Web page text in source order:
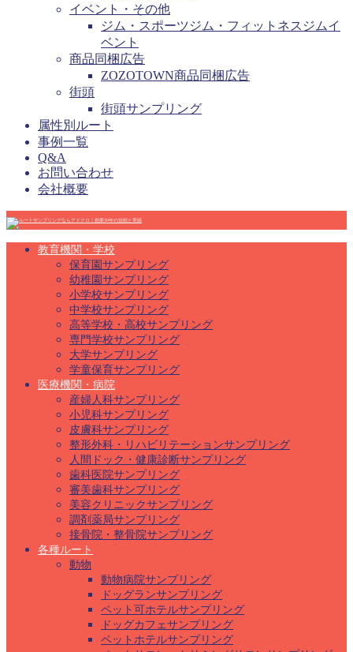
イベント・その他
ジム・スポーツジム・フィットネスジムイ
ベント
商品同梱広告
ZOZOTOWN商品同梱広告
街頭
街頭サンプリング
属性別ルート
事例一覧
Q&A
お問い合わせ
会社概要
教育機関・学校
保育園サンプリング
幼稚園サンプリング
小学校サンプリング
中学校サンプリング
高等学校・高校サンプリング
専門学校サンプリング
大学サンプリング
学童保育サンプリング
医療機関・病院
産婦人科サンプリング
小児科サンプリング
皮膚科サンプリング
整形外科・リハビリテーションサンプリング
人間ドック・健康診断サンプリング
歯科医院サンプリング
審美歯科サンプリング
美容クリニックサンプリング
調剤薬局サンプリング
接骨院・整骨院サンプリング
各種ルート
動物
動物病院サンプリング
ドッグランサンプリング
ペット可ホテルサンプリング
ドッグカフェサンプリング
ペットホテルサンプリング